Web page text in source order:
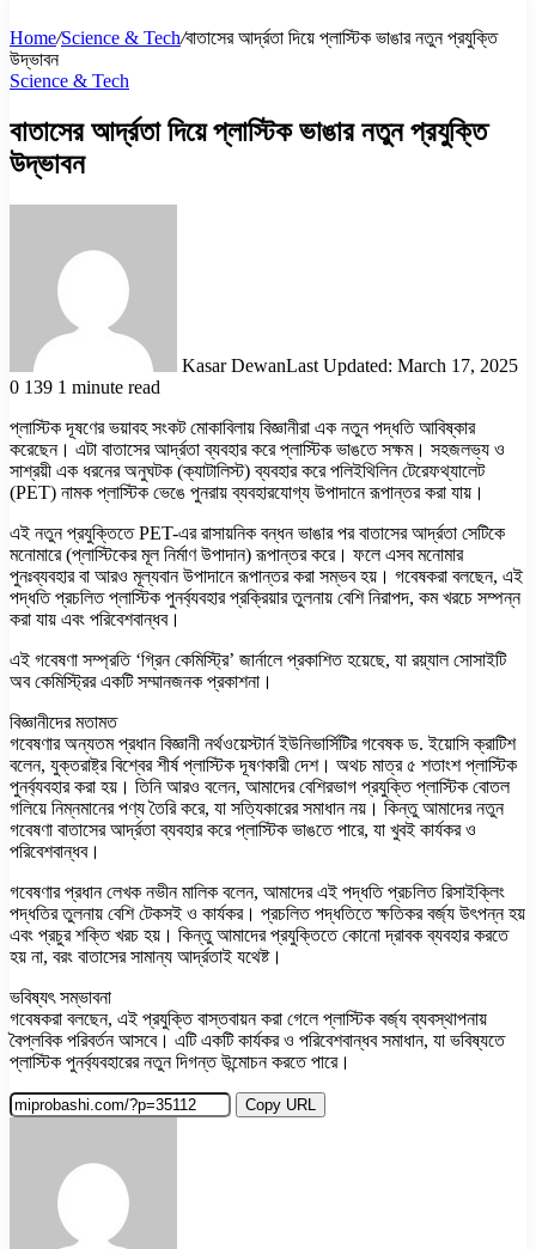
Home/Science & Tech/বাতাসের আর্দ্রতা দিয়ে প্লাস্টিক ভাঙার নতুন প্রযুক্তি
উদ্ভাবন
Science & Tech
বাতাসের আর্দ্রতা দিয়ে প্লাস্টিক ভাঙার নতুন প্রযুক্তি
উদ্ভাবন
Kasar DewanLast Updated: March 17, 2025
0 139 1 minute read
প্লাস্টিক দূষণের ভয়াবহ সংকট মোকাবিলায় বিজ্ঞানীরা এক নতুন পদ্ধতি আবিষ্কার
করেছেন। এটা বাতাসের আর্দ্রতা ব্যবহার করে প্লাস্টিক ভাঙতে সক্ষম। সহজলভ্য ও
সাশ্রয়ী এক ধরনের অনুঘটক (ক্যাটালিস্ট) ব্যবহার করে পলিইথিলিন টেরেফথ্যালেট
(PET) নামক প্লাস্টিক ভেঙে পুনরায় ব্যবহারযোগ্য উপাদানে রূপান্তর করা যায়।
এই নতুন প্রযুক্তিতে PET-এর রাসায়নিক বন্ধন ভাঙার পর বাতাসের আর্দ্রতা সেটিকে
মনোমারে (প্লাস্টিকের মূল নির্মাণ উপাদান) রূপান্তর করে। ফলে এসব মনোমার
পুনঃব্যবহার বা আরও মূল্যবান উপাদানে রূপান্তর করা সম্ভব হয়। গবেষকরা বলছেন, এই
পদ্ধতি প্রচলিত প্লাস্টিক পুনর্ব্যবহার প্রক্রিয়ার তুলনায় বেশি নিরাপদ, কম খরচে সম্পন্ন
করা যায় এবং পরিবেশবান্ধব।
এই গবেষণা সম্প্রতি ‘গ্রিন কেমিস্ট্রি’ জার্নালে প্রকাশিত হয়েছে, যা রয়্যাল সোসাইটি
অব কেমিস্ট্রির একটি সম্মানজনক প্রকাশনা।
বিজ্ঞানীদের মতামত
গবেষণার অন্যতম প্রধান বিজ্ঞানী নর্থওয়েস্টার্ন ইউনিভার্সিটির গবেষক ড. ইয়োসি ক্রাটিশ
বলেন, যুক্তরাষ্ট্র বিশ্বের শীর্ষ প্লাস্টিক দূষণকারী দেশ। অথচ মাত্র ৫ শতাংশ প্লাস্টিক
পুনর্ব্যবহার করা হয়। তিনি আরও বলেন, আমাদের বেশিরভাগ প্রযুক্তি প্লাস্টিক বোতল
গলিয়ে নিম্নমানের পণ্য তৈরি করে, যা সত্যিকারের সমাধান নয়। কিন্তু আমাদের নতুন
গবেষণা বাতাসের আর্দ্রতা ব্যবহার করে প্লাস্টিক ভাঙতে পারে, যা খুবই কার্যকর ও
পরিবেশবান্ধব।
গবেষণার প্রধান লেখক নভীন মালিক বলেন, আমাদের এই পদ্ধতি প্রচলিত রিসাইক্লিং
পদ্ধতির তুলনায় বেশি টেকসই ও কার্যকর। প্রচলিত পদ্ধতিতে ক্ষতিকর বর্জ্য উৎপন্ন হয়
এবং প্রচুর শক্তি খরচ হয়। কিন্তু আমাদের প্রযুক্তিতে কোনো দ্রাবক ব্যবহার করতে
হয় না, বরং বাতাসের সামান্য আর্দ্রতাই যথেষ্ট।
ভবিষ্যৎ সম্ভাবনা
গবেষকরা বলছেন, এই প্রযুক্তি বাস্তবায়ন করা গেলে প্লাস্টিক বর্জ্য ব্যবস্থাপনায়
বৈপ্লবিক পরিবর্তন আসবে। এটি একটি কার্যকর ও পরিবেশবান্ধব সমাধান, যা ভবিষ্যতে
প্লাস্টিক পুনর্ব্যবহারের নতুন দিগন্ত উন্মোচন করতে পারে।
Copy URL